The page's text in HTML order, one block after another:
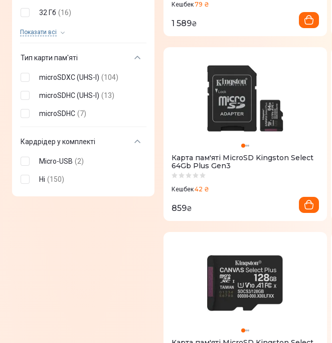
32 Гб (16)
Показати всi
16 Гб 1
Тип карти пам'яті
microSDXC (UHS-I) (104)
microSDHC (UHS-I) (13)
microSDHC (7)
Кардрідер у комплекті
Micro-USB (2)
Ні (150)
Кешбек79 ₴
1 589₴
Карта пам'ятi MicroSD Kingston Select
64Gb Plus Gen3
Кешбек42 ₴
859₴